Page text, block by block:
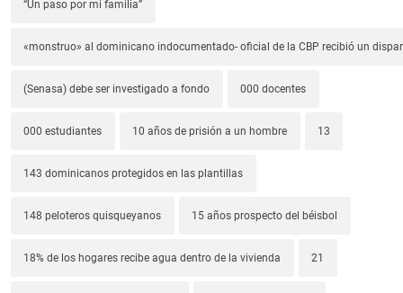
“Un paso por mi familia”
«monstruo» al dominicano indocumentado- oficial de la CBP recibió un
(Senasa) debe ser investigado a fondo 000 docentes
000 estudiantes 10 años de prisión a un hombre 13
143 dominicanos protegidos en las plantillas
148 peloteros quisqueyanos 15 años prospecto del béisbol
18% de los hogares recibe agua dentro de la vivienda 21